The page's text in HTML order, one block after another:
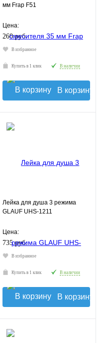
мм Frap F51
Цена:
260 руб.
В избранное
Купить в 1 клик В наличии
В корзину
Лейка для душа 3 режима
GLAUF UHS-1211
Цена:
735 руб.
В избранное
Купить в 1 клик В наличии
В корзину